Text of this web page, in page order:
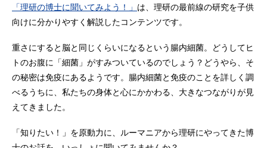
「理研の博士に聞いてみよう！」 は、理研の最前線の研究を子供
向けに分かりやすく解説したコンテンツです。
重さにすると脳と同じくらいになるという腸内細菌。どうしてヒ
トのお腹に「細菌」がすみついているのでしょう？どうやら、そ
の秘密は免疫にあるようです。腸内細菌と免疫のことを詳しく調
べるうちに、私たちの身体と心にかかわる、大きなつながりが見
えてきました。
「知りたい！」を原動力に、ルーマニアから理研にやってきた博